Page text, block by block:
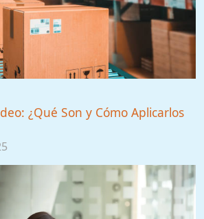
¿Qué Son y Cómo Aplicarlos